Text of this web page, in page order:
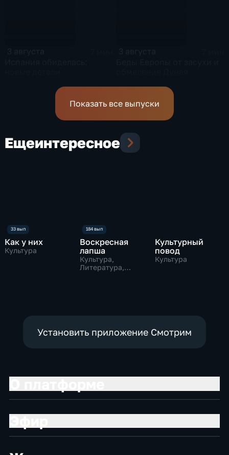
Показать все выпуски
Ещеинтересное
Как у них
Культура
Воскресная
лапша
Культура,
Литература,
Культурный
повод
Культура
Установить приложение Смотрим